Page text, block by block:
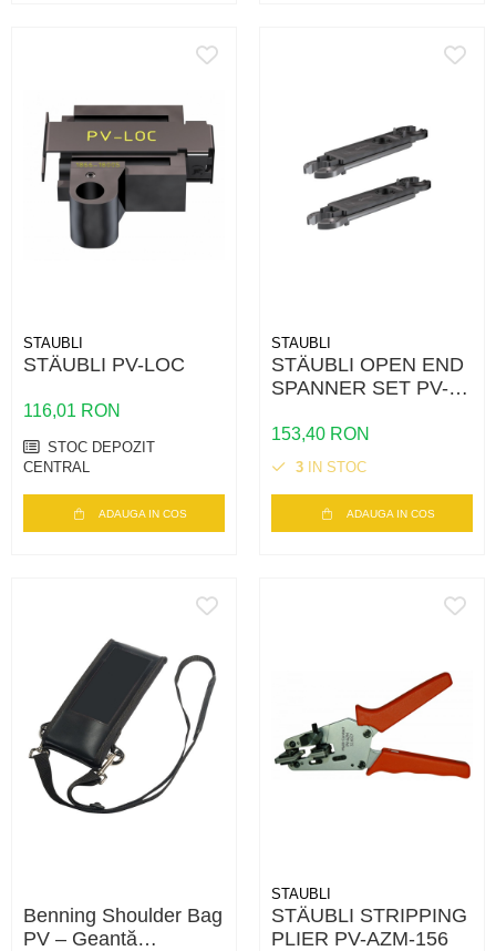
STAUBLI
STÄUBLI PV-LOC
116,01 RON
STOC DEPOZIT
CENTRAL
ADAUGA IN COS
STAUBLI
STÄUBLI OPEN END
SPANNER SET PV-
153,40 RON
3 IN STOC
ADAUGA IN COS
Benning Shoulder Bag
PV – Geantă
STAUBLI
STÄUBLI STRIPPING
PLIER PV-AZM-156